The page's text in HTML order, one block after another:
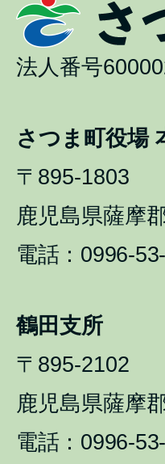
法人番号
さつま町役場
〒895-1803
鹿児島県薩摩
電話：0996-
鶴田支所
〒895-2102
鹿児島県薩摩
電話：0996-